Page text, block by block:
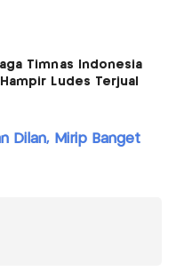
Timnas Indonesia
Ludes Terjual
Dilan, Mirip Banget